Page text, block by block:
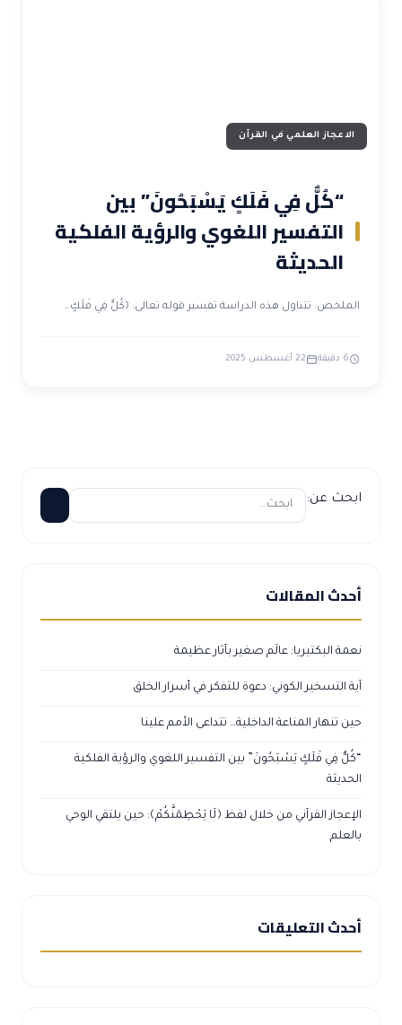
الاعجاز العلمي في القرآن
“كُلٌّ فِي فَلَكٍ يَسْبَحُونَ” بين
التفسير اللغوي والرؤية الفلكية
الحديثة
الملخص: تتناول هذه الدراسة تفسير قوله تعالى: ﴿كُلٌّ فِي فَلَكٍ…
6 دقيقة 22 أغسطس 2025
ابحث عن:
أحدث المقالات
نعمة البكتيريا: عالَم صغير بآثار عظيمة
آية التسخير الكوني: دعوة للتفكر في أسرار الخلق
حين تنهار المناعة الداخلية… تتداعى الأمم علينا
“كُلٌّ فِي فَلَكٍ يَسْبَحُونَ” بين التفسير اللغوي والرؤية الفلكية
الحديثة
الإعجاز القرآني من خلال لفظ ﴿لَا يَحْطِمَنَّكُمْ﴾: حين يلتقي الوحي
بالعلم
أحدث التعليقات